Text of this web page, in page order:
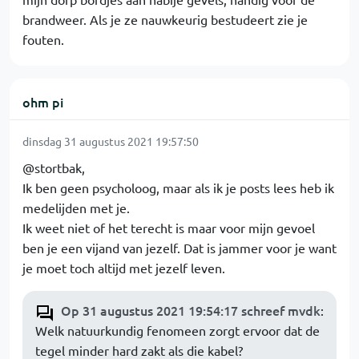
brandweer. Als je ze nauwkeurig bestudeert zie je
fouten.
ohm pi
dinsdag 31 augustus 2021 19:57:50
@stortbak,
Ik ben geen psycholoog, maar als ik je posts lees heb ik
medelijden met je.
Ik weet niet of het terecht is maar voor mijn gevoel
ben je een vijand van jezelf. Dat is jammer voor je want
je moet toch altijd met jezelf leven.
Op 31 augustus 2021 19:54:17 schreef mvdk:
Welk natuurkundig fenomeen zorgt ervoor dat de
tegel minder hard zakt als die kabel?